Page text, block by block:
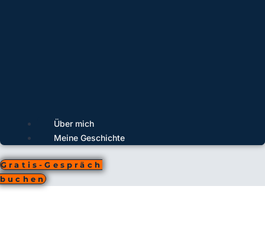
Über mich
Meine Geschichte
Gratis-Gespräch
buchen